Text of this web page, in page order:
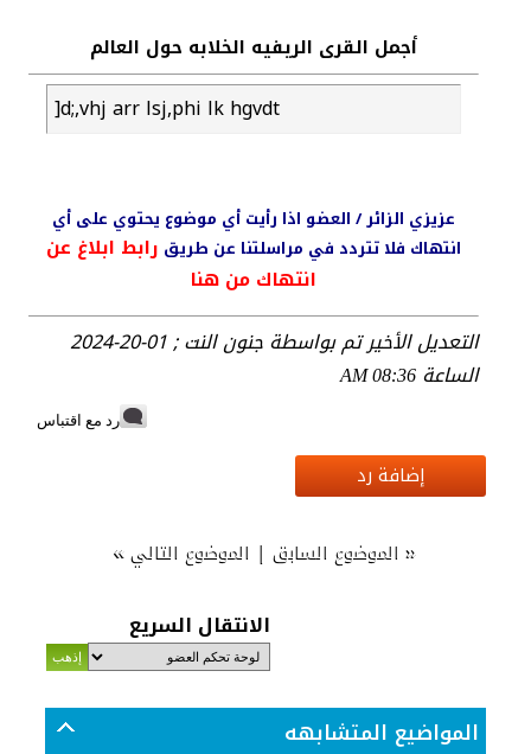
أجمل القرى الريفيه الخلابه حول العالم
]d;,vhj arr lsj,phi lk hgvdt
عزيزي الزائر / العضو اذا رأيت أي موضوع يحتوي على أي
انتهاك فلا تتردد في مراسلتنا عن طريق رابط ابلاغ عن
انتهاك من هنا
التعديل الأخير تم بواسطة جنون النت ; 01-20-2024
الساعة 08:36 AM
رد مع اقتباس
إضافة رد
« الموضوع السابق| الموضوع التالي»
الانتقال السريع
المواضيع المتشابهه